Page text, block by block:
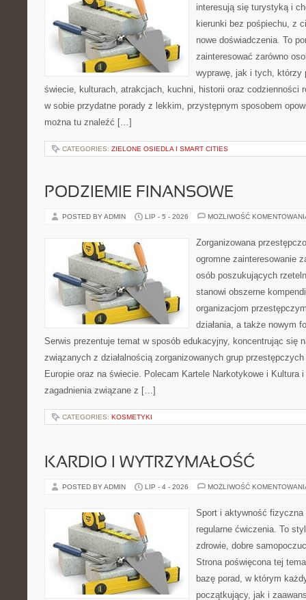
interesują się turystyką i
kierunki bez pośpiechu, z
nowe doświadczenia. To
zainteresować zarówno
wyprawę, jak i tych, którzy
świecie, kulturach, atrakcjach, kuchni, historii oraz codzienności
w sobie przydatne porady z lekkim, przystępnym sposobem
można tu znaleźć […]
CATEGORIES: ZIELONE OSIEDLA I SMART CITIES
PODZIEMIE FINANSOWE
POSTED BY ADMIN LIP - 5 - 2026 MOŻLIWOŚĆ
Zorganizowana
ogromne zainteresowanie
osób poszukujących
stanowi obszerne
organizacjom
działania, a także nowym
Serwis prezentuje temat w sposób edukacyjny, koncentrując się
związanych z działalnością zorganizowanych grup
Europie oraz na świecie. Polecam Kartele Narkotykowe i Kultura
zagadnienia związane z […]
CATEGORIES: KOSMETYKI
KARDIO I WYTRZYMAŁOŚĆ
POSTED BY ADMIN LIP - 4 - 2026 MOŻLIWOŚĆ
Sport i aktywność
regularne ćwiczenia. To
zdrowie, dobre
Strona poświęcona tej
bazę porad, w którym
początkujący, jak i